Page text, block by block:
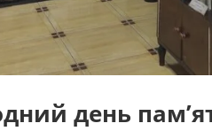
день